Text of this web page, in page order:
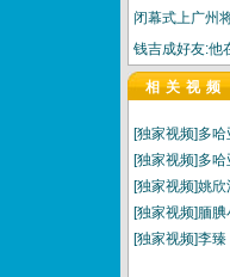
闭幕式上广州
钱吉成好友:他
相关视频
[独家视频]多
[独家视频]多
[独家视频]姚
[独家视频]腼
[独家视频]李